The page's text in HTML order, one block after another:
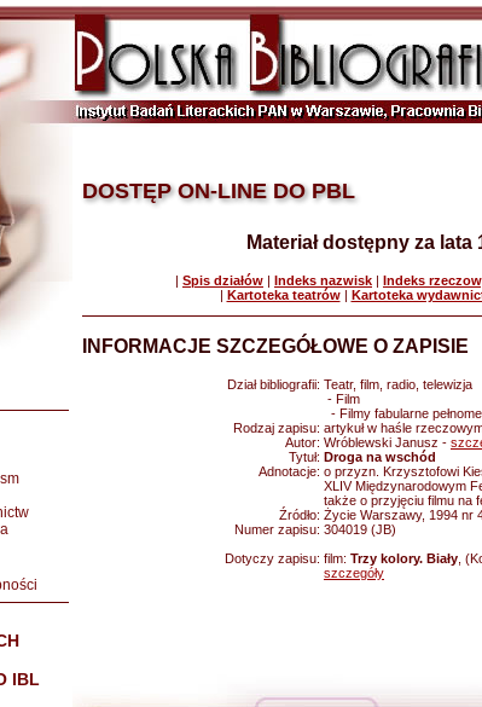
IBL
DOSTĘP ON-LINE DO PBL
Materiał dostępny za lata
| Spis działów | Indeks nazwisk | Indeks
| Kartoteka teatrów| Kartoteka
INFORMACJE SZCZEGÓŁOWE O ZAPISIE
Dział bibliografii: Teatr, film, radio, telewizja
- Film
- Filmy fabularne
Rodzaj zapisu: artykuł w haśle
Autor: Wróblewski Janusz -
Tytuł: Droga na wschód
Adnotacje: o przyzn. Krzysztofowi
XLIV Międzynarodowym
także o przyjęciu filmu na
Źródło: Życie Warszawy, 1994 nr
Numer zapisu: 304019 (JB)
Dotyczy zapisu: film: Trzy kolory. Biały ,
szczegóły